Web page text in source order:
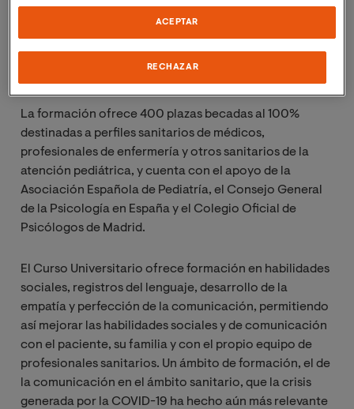
, jefe de servicio de Pediatría en Quirón
consultor de Comunicación, licenciado en Derecho, y
La formación ofrece 400 plazas becadas al 100%
destinadas a perfiles sanitarios de médicos,
profesionales de enfermería y otros sanitarios de la
atención pediátrica, y cuenta con el apoyo de la
Asociación Española de Pediatría, el Consejo General
de la Psicología en España y el Colegio Oficial de
Psicólogos de Madrid.
El Curso Universitario ofrece formación en habilidades
sociales, registros del lenguaje, desarrollo de la
empatía y perfección de la comunicación, permitiendo
así mejorar las habilidades sociales y de comunicación
con el paciente, su familia y con el propio equipo de
profesionales sanitarios. Un ámbito de formación, el de
la comunicación en el ámbito sanitario, que la crisis
generada por la COVID-19 ha hecho aún más relevante
RECHAZAR
ACEPTAR